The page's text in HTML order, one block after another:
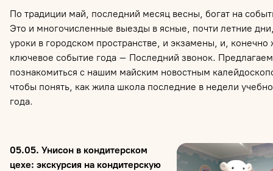
По традиции май, последний месяц весны, богат на
Это и многочисленные выезды в ясные, почти летние
уроки в городском пространстве, и экзамены, и, конечно
ключевое событие года – Последний звонок. Предлагаем
познакомиться с нашим майским новостным
чтобы понять, как жила школа последние в недели
года.
05.05. Унисон в кондитерском
цехе: экскурсия на кондитерскую